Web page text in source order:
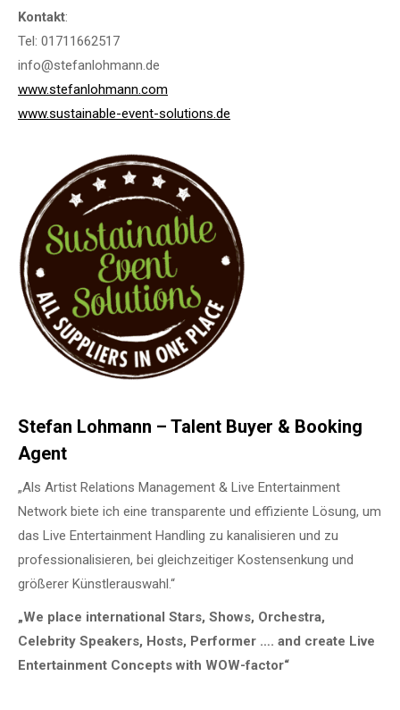
Kontakt:
Tel: 01711662517
info@stefanlohmann.de
www.stefanlohmann.com
www.sustainable-event-solutions.de
Stefan Lohmann – Talent Buyer & Booking
Agent
„Als Artist Relations Management & Live Entertainment
Network biete ich eine transparente und effiziente Lösung, um
das Live Entertainment Handling zu kanalisieren und zu
professionalisieren, bei gleichzeitiger Kostensenkung und
größerer Künstlerauswahl.“
„We place international Stars, Shows, Orchestra,
Celebrity Speakers, Hosts, Performer …. and create Live
Entertainment Concepts with WOW-factor“